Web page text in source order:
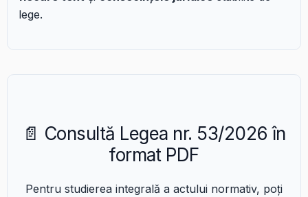
lege.
📄 Consultă Legea nr. 53/2026 în
format PDF
Pentru studierea integrală a actului normativ, poți